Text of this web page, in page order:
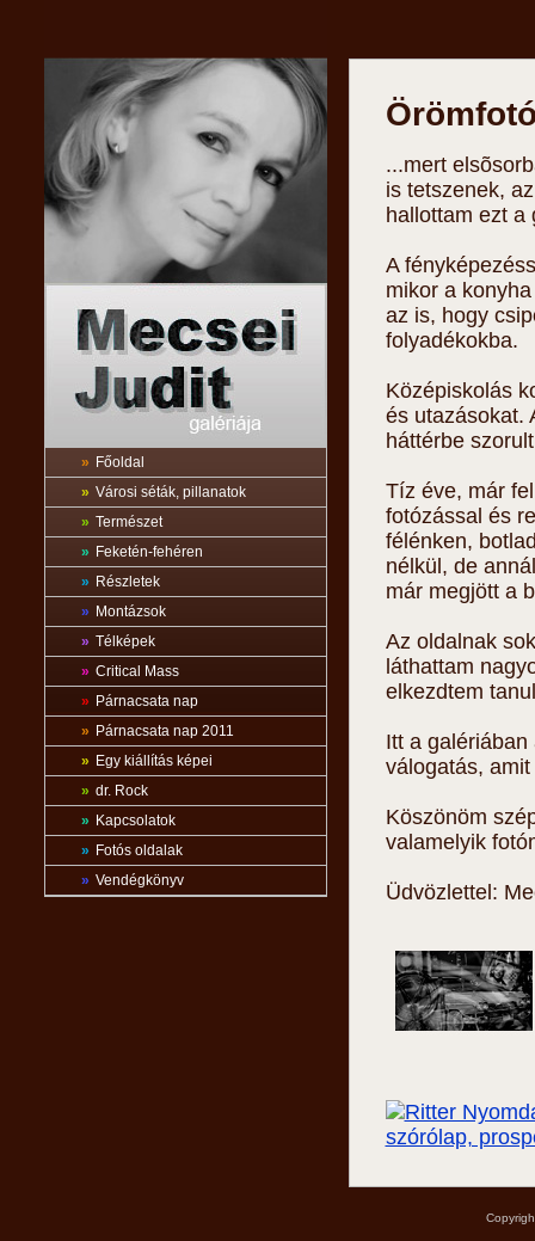
» Főoldal
» Városi séták, pillanatok
» Természet
» Feketén-fehéren
» Részletek
» Montázsok
» Télképek
» Critical Mass
» Párnacsata nap
» Párnacsata nap 2011
» Egy kiállítás képei
» dr. Rock
» Kapcsolatok
» Fotós oldalak
» Vendégkönyv
...mert
is tetszenek,
hallottam ezt a
A
mikor a
az is, hogy
folyadékokba.
Középiskolás
és utazásokat.
háttérbe
Tíz éve, már
fotózással és
félénken,
nélkül, de
már megjött a
Az oldalnak
láthattam
elkezdtem
Itt a
válogatás,
Köszönöm
valamelyik
Üdvözlettel: